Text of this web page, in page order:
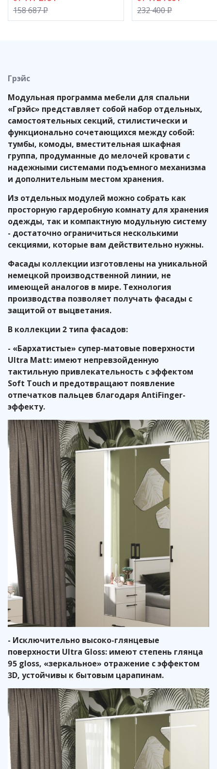
158 687P
232 400P
Грэйс
Модульная программа мебели для спальни
«Грэйс» представляет собой набор отдельных,
самостоятельных секций, стилистически и
функционально сочетающихся между собой:
тумбы, комоды, вместительная шкафная
группа, продуманные до мелочей кровати с
надежными системами подъемного механизма
и дополнительным местом хранения.
Из отдельных модулей можно собрать как
просторную гардеробную комнату для хранения
одежды, так и компактную модульную систему
- достаточно ограничиться несколькими
секциями, которые вам действительно нужны.
Фасады коллекции изготовлены на уникальной
немецкой производственной линии, не
имеющей аналогов в мире. Технология
производства позволяет получать фасады с
защитой от выцветания.
В коллекции 2 типа фасадов:
- «Бархатистые» супер-матовые поверхности
Ultra Matt: имеют непревзойденную
тактильную привлекательность с эффектом
Soft Touch и предотвращают появление
отпечатков пальцев благодаря AntiFinger-
эффекту.
- Исключительно высоко-глянцевые
поверхности Ultra Gloss: имеют степень глянца
95 gloss, «зеркальное» отражение с эффектом
3D, устойчивы к бытовым царапинам.